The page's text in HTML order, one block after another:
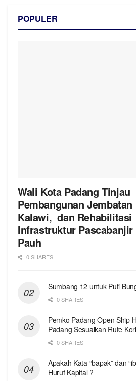
POPULER
Wali Kota Padang Tinjau
Pembangunan Jembatan
Kalawi, dan Rehabilitasi
Infrastruktur Pascabanjir
Pauh
0 SHARES
Sumbang 12 untuk Puti
0 SHARES
Pemko Padang Open Ship
Padang Sesuaikan Rute
0 SHARES
Apakah Kata “bapak” dan
Huruf Kapital ?